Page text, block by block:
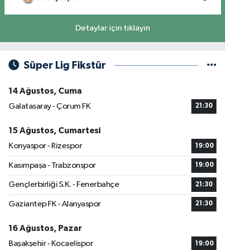
Detaylar için tıklayın
Süper Lig Fikstür
14 Ağustos, Cuma
Galatasaray - Çorum FK
21:30
15 Ağustos, Cumartesi
Konyaspor - Rizespor
19:00
Kasımpaşa - Trabzonspor 19:00
Gençlerbirliği S.K. - Fenerbahçe 21:30
Gaziantep FK - Alanyaspor 21:30
16 Ağustos, Pazar
Başakşehir - Kocaelispor
19:00